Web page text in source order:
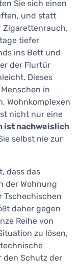
Sie sich einen
und statt
Zigarettenrauch,
tiefer
ins Bett und
der Flurtür
Dieses
in
Wohnkomplexen
nicht nur eine
ist nachweislich
selbst nie zur
dass das
der Wohnung
Tschechischen
daher gegen
Reihe von
zu lösen,
den Schutz der